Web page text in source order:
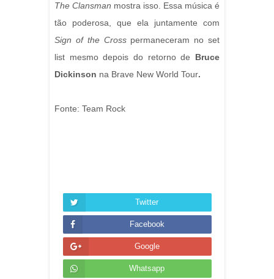
The Clansman mostra isso. Essa música é
tão poderosa, que ela juntamente com
Sign of the Crosspermaneceram no set
list mesmo depois do retorno de Bruce
Dickinson na Brave New World Tour.
Fonte: Team Rock
Twitter
Facebook
Google
Whatsapp